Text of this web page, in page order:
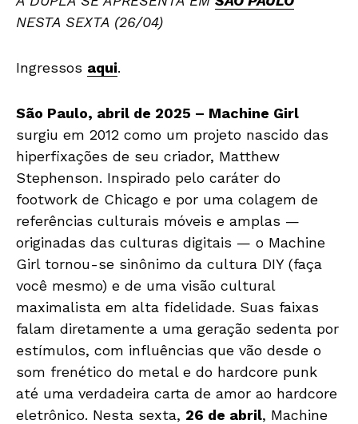
NESTA SEXTA (26/04)
Ingressos aqui.
São Paulo, abril de 2025 – Machine Girl
surgiu em 2012 como um projeto nascido das
hiperfixações de seu criador, Matthew
Stephenson. Inspirado pelo caráter do
footwork de Chicago e por uma colagem de
referências culturais móveis e amplas —
originadas das culturas digitais — o Machine
Girl tornou-se sinônimo da cultura DIY (faça
você mesmo) e de uma visão cultural
maximalista em alta fidelidade. Suas faixas
falam diretamente a uma geração sedenta por
estímulos, com influências que vão desde o
som frenético do metal e do hardcore punk
até uma verdadeira carta de amor ao hardcore
eletrônico. Nesta sexta, 26 de abril, Machine